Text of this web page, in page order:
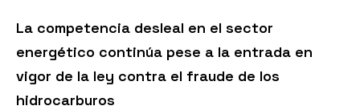
La competencia desleal en el sector
energético continúa pese a la entrada en
vigor de la ley contra el fraude de los
hidrocarburos